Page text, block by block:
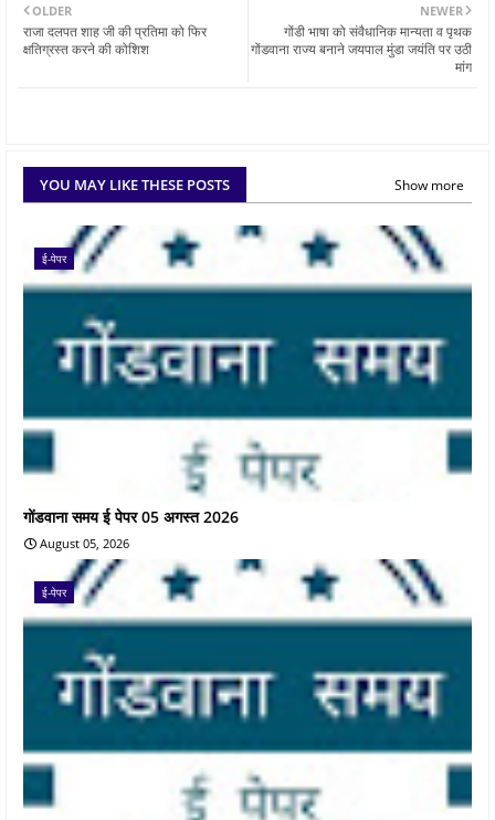
NEWER
गोंडी भाषा को संवैधानिक मान्यता व पृथक
गोंडवाना राज्य बनाने जयपाल मुंडा जयंति पर उठी
मांग
OLDER
राजा दलपत शाह जी की प्रतिमा को फिर
क्षतिग्रस्त करने की कोशिश
YOU MAY LIKE THESE POSTS Show more
ई-पेपर
गोंडवाना समय ई पेपर 05 अगस्त 2026
August 05, 2026
ई-पेपर